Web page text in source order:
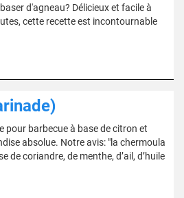
d'agneau? Délicieux et facile à
cette recette est incontournable
pour barbecue à base de citron et
absolue. Notre avis: "la chermoula
de coriandre, de menthe, d’ail, d’huile